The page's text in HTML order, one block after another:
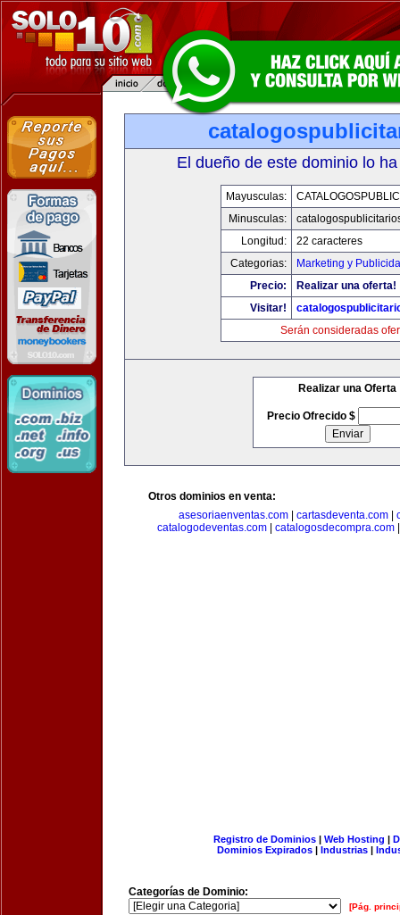
El dueño de este dominio lo
Mayusculas:
Minusculas:
Longitud:
22 caracteres
Categorias:
Marketing y
Precio:
Realizar una oferta!
Visitar!
Serán consideradas
Realizar una Oferta
Precio Ofrecido $
Otros dominios en venta:
asesoriaenventas.com
cartasdeventa.com
catalogodeventas.com
catalogosdecompra.com
Registro de Dominios| Web Hosting |
Dominios Expirados | Industrias |
Categorías de Dominio:
[Pág.